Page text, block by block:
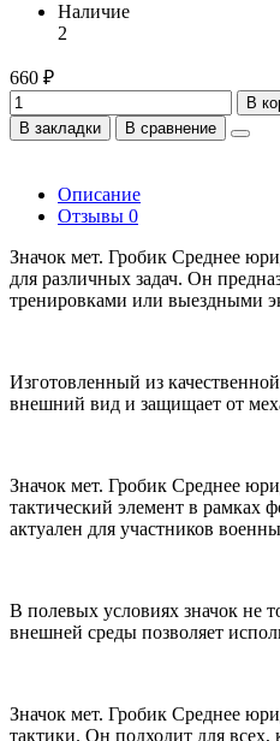
Наличие
2
660 ₽
В
В закладки
В сравнение
Описание
Отзывы 0
Значок мет. Гробик Среднее
для различных задач. Он
тренировками или выездными
Изготовленный из
внешний вид и защищает от
Значок мет. Гробик Среднее
тактический элемент в рамках
актуален для участников
В полевых условиях значок не
внешней среды позволяет
Значок мет. Гробик Среднее
тактики. Он подходит для всех,